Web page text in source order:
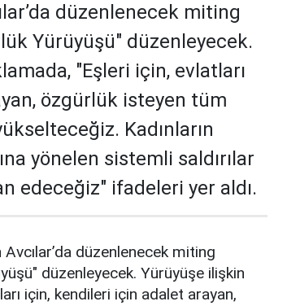
düzenlenecek miting
Yürüyüşü" düzenleyecek.
"Eşleri için, evlatları
özgürlük isteyen tüm
Kadınların
yönelen sistemli saldırılar
edeceğiz" ifadeleri yer aldı.
Avcılar’da düzenlenecek miting
düzenleyecek. Yürüyüşe ilişkin
için, kendileri için adalet arayan,